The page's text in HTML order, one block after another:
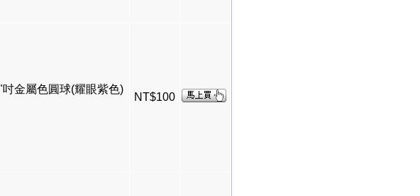
金屬色圓球(耀眼紫色)
NT$100